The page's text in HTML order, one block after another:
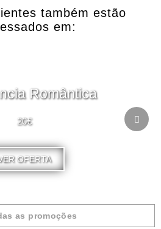
também estão
em:
Romântica
20€
OFERTA
as promoções